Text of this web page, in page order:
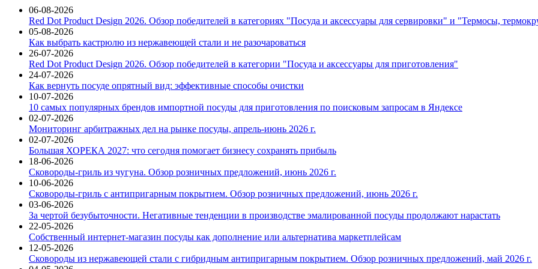
06-08-2026
Red Dot Product Design 2026. Обзор победителей в категориях "Посуда и аксессуары для сервировки" и "Термосы,
05-08-2026
Как выбрать кастрюлю из нержавеющей стали и не разочароваться
26-07-2026
Red Dot Product Design 2026. Обзор победителей в категории "Посуда и аксессуары для приготовления"
24-07-2026
Как вернуть посуде опрятный вид: эффективные способы очистки
10-07-2026
10 самых популярных брендов импортной посуды для приготовления по поисковым запросам в Яндексе
02-07-2026
Мониторинг арбитражных дел на рынке посуды, апрель-июнь 2026 г.
02-07-2026
Большая ХОРЕКА 2027: что сегодня помогает бизнесу сохранять прибыль
18-06-2026
Сковороды-гриль из чугуна. Обзор розничных предложений, июнь 2026 г.
10-06-2026
Сковороды-гриль с антипригарным покрытием. Обзор розничных предложений, июнь 2026 г.
03-06-2026
За чертой безубыточности. Негативные тенденции в производстве эмалированной посуды продолжают нарастать
22-05-2026
Собственный интернет-магазин посуды как дополнение или альтернатива маркетплейсам
12-05-2026
Сковороды из нержавеющей стали с гибридным антипригарным покрытием. Обзор розничных предложений, май 2026 г.